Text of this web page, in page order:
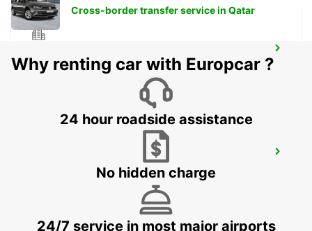
NOVA GORICA - SLOVENIA
NOVO MESTO DOWNTOWN
NOVO MESTO - SLOVENIA
Cross-border transfer service in Qatar
Why renting car with Europcar ?
24 hour roadside assistance
No hidden charge
24/7 service in most major airports